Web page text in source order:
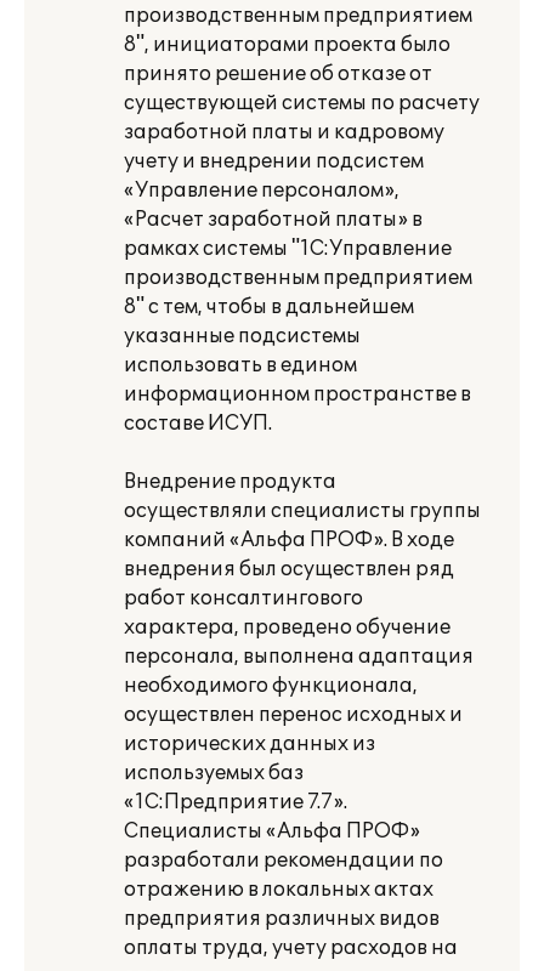
производственным предприятием
8", инициаторами проекта было
принято решение об отказе от
существующей системы по расчету
заработной платы и кадровому
учету и внедрении подсистем
«Управление персоналом»,
«Расчет заработной платы» в
рамках системы "1С:Управление
производственным предприятием
8" с тем, чтобы в дальнейшем
указанные подсистемы
использовать в едином
информационном пространстве в
составе ИСУП.
Внедрение продукта
осуществляли специалисты группы
компаний «Альфа ПРОФ». В ходе
внедрения был осуществлен ряд
работ консалтингового
характера, проведено обучение
персонала, выполнена адаптация
необходимого функционала,
осуществлен перенос исходных и
исторических данных из
используемых баз
«1С:Предприятие 7.7».
Специалисты «Альфа ПРОФ»
разработали рекомендации по
отражению в локальных актах
предприятия различных видов
оплаты труда, учету расходов на